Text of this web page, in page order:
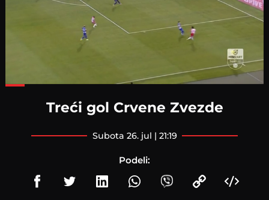
Treći gol Crvene Zvezde
subota 26. jul | 21:19
Podeli: